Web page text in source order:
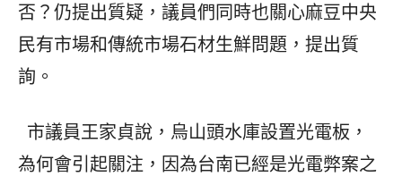
否？仍提出質疑，議員們同時也關心麻豆中央
民有市場和傳統市場石材生鮮問題，提出質
詢。
市議員王家貞說，烏山頭水庫設置光電板，
為何會引起關注，因為台南已經是光電弊案之